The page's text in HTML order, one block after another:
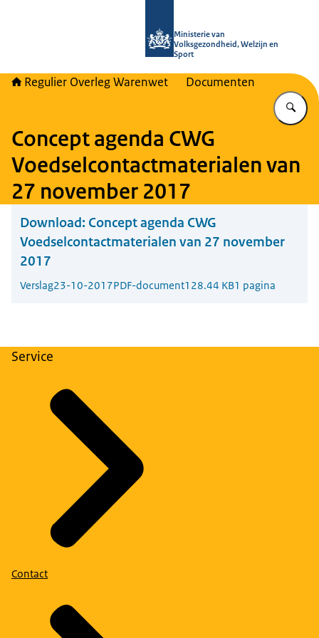
Ministerie van
Volksgezondheid, Welzijn en
Sport
Regulier Overleg Warenwet Documenten
Concept agenda CWG
Voedselcontactmaterialen van
27 november 2017
Download: Concept agenda CWG
Voedselcontactmaterialen van 27 november
2017
Verslag23-10-2017PDF-document128.44 KB1 pagina
Service
Contact